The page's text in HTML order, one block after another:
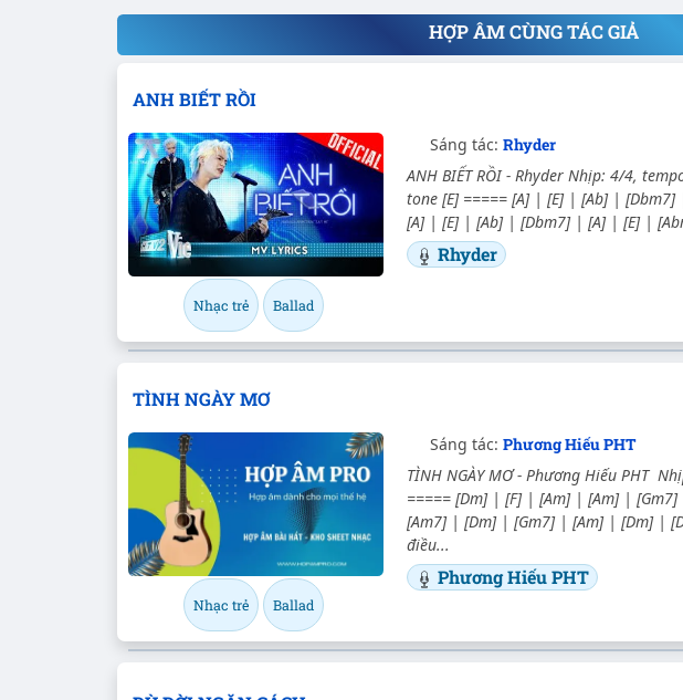
HỢP ÂM CÙNG TÁC GIẢ
ANH BIẾT RỒI
Nhạc trẻ Ballad
Sáng tác: Rhyder
ANH BIẾT RỒI - Rhyder Nhịp: 4/4,
tone [E] ===== [A] | [E] | [Ab] |
[A] | [E] | [Ab] | [Dbm7] | [A] | [E] |
Rhyder
TÌNH NGÀY MƠ
Nhạc trẻ Ballad
Sáng tác: Phương Hiếu PHT
TÌNH NGÀY MƠ - Phương Hiếu PHT
===== [Dm] | [F] | [Am] | [Am] |
[Am7] | [Dm] | [Gm7] | [Am] | [Dm] |
điều...
Phương Hiếu PHT